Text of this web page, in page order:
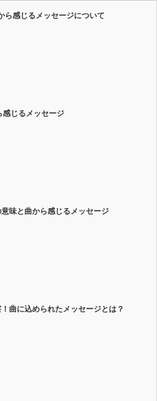
ら感じるメッセージについて
感じるメッセージ
味と曲から感じるメッセージ
曲に込められたメッセージとは？